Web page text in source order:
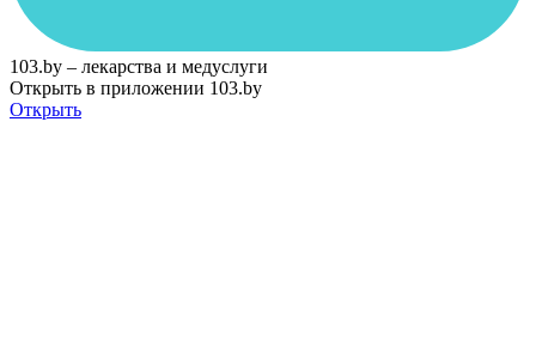
103.by – лекарства и медуслуги
Открыть в приложении 103.by
Открыть